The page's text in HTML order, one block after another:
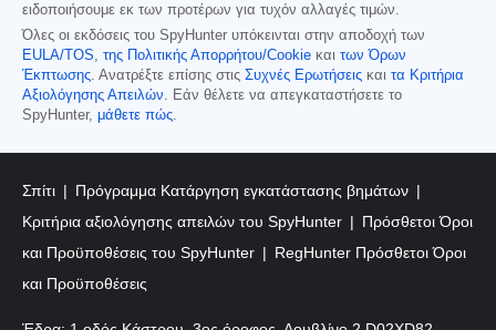
ειδοποιήσουμε εκ των προτέρων για τυχόν αλλαγές τιμών.
Όλες οι εκδόσεις του SpyHunter υπόκεινται στην αποδοχή των
EULA/TOS, της Πολιτικής Απορρήτου/Cookie και των Όρων
Έκπτωσης. Ανατρέξτε επίσης στις Συχνές Ερωτήσεις και τα Κριτήρια
Αξιολόγησης Απειλών. Εάν θέλετε να απεγκαταστήσετε το
SpyHunter, μάθετε πώς.
Σπίτι
Πρόγραμμα Κατάργηση εγκατάστασης βημάτων
Κριτήρια αξιολόγησης απειλών του SpyHunter
Πρόσθετοι Όροι
και Προϋποθέσεις του SpyHunter
RegHunter Πρόσθετοι Όροι
και Προϋποθέσεις